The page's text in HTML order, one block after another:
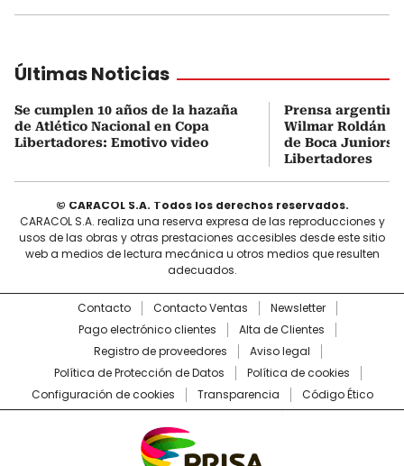
Últimas Noticias
Se cumplen 10 años de la hazaña
de Atlético Nacional en Copa
Libertadores: Emotivo video
Prensa
Wilmar Roldán
de Boca Juniors
Libertadores
© CARACOL S.A. Todos los derechos reservados.
CARACOL S.A. realiza una reserva expresa de las reproducciones y
usos de las obras y otras prestaciones accesibles desde este sitio
web a medios de lectura mecánica u otros medios que resulten
adecuados.
Contacto Contacto Ventas
Newsletter
Pago electrónico clientes
Alta de Clientes
Registro de proveedores
Aviso legal
Política de Protección de Datos
Política de cookies
Configuración de cookies
Transparencia Código Ético